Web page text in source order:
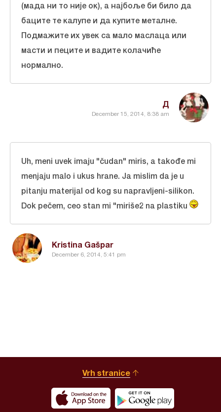
Д
December 15, 2014, 8:38 am
(мада ни то није ок), а најбоље би било да
баците те калупе и да купите металне.
Подмажите их увек са мало маслаца или
масти и пеците и вадите колачиће
нормално.
Kristina Gašpar
December 6, 2014, 5:41 pm
Uh, meni uvek imaju "čudan" miris, a takođe mi
menjaju malo i ukus hrane. Ja mislim da je u
pitanju materijal od kog su napravljeni-silikon.
Dok pečem, ceo stan mi "miriše2 na plastiku
Vrh stranice